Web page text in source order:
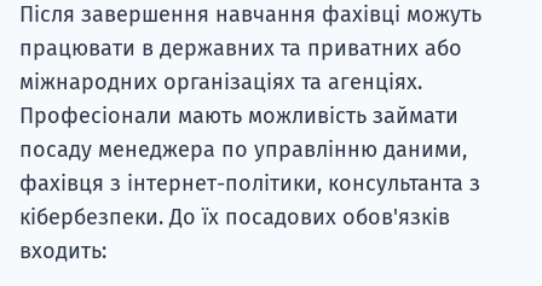
Після завершення навчання фахівці можуть
працювати в державних та приватних або
міжнародних організаціях та агенціях.
Професіонали мають можливість займати
посаду менеджера по управлінню даними,
фахівця з інтернет-політики, консультанта з
кібербезпеки. До їх посадових обов'язків
входить: